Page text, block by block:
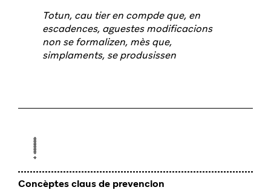
Totun, cau tier en compde que, en
escadences, aguestes modificacions
non se formalizen, mès que,
simplaments, se produsissen
Concèptes claus de prevencion